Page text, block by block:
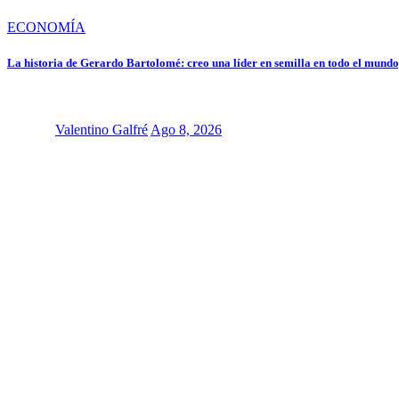
ECONOMÍA
La historia de Gerardo Bartolomé: creo una líder en semilla en todo el
Valentino Galfré Ago 8, 2026